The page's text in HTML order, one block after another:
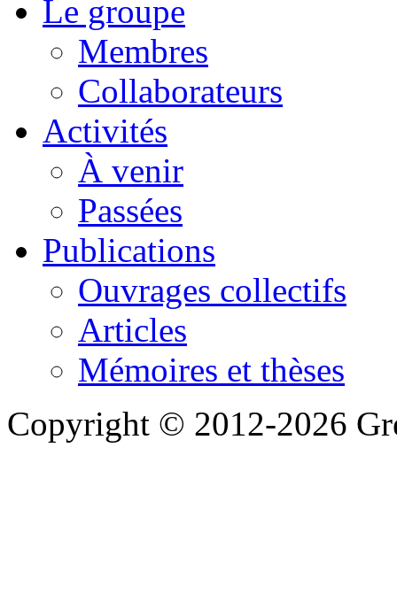
Le groupe
Membres
Collaborateurs
Activités
À venir
Passées
Publications
Ouvrages collectifs
Articles
Mémoires et thèses
Copyright © 2012-2026